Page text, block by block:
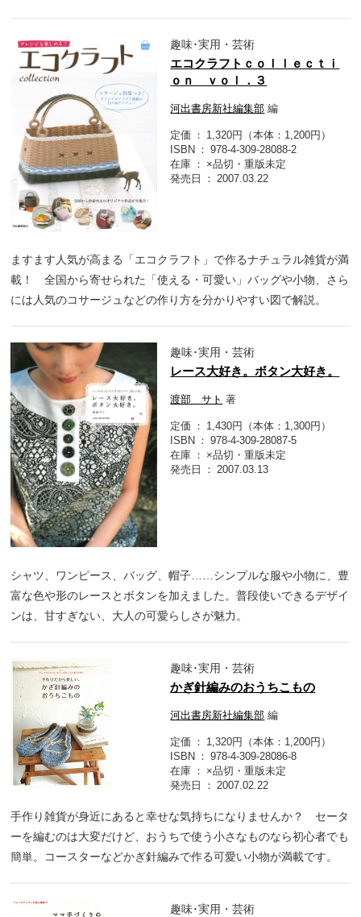
趣味･実用・芸術
エコクラフトｃｏｌｌｅｃｔｉ
ｏｎ ｖｏｌ．３
河出書房新社編集部 編
定価
1,320円（本体：1,200円）
ISBN
978-4-309-28088-2
在庫
×品切・重版未定
発売日
2007.03.22
ますます人気が高まる「エコクラフト」で作るナチュラル雑貨が満
載！ 全国から寄せられた「使える・可愛い」バッグや小物、さら
には人気のコサージュなどの作り方を分かりやすい図で解説。
趣味･実用・芸術
レース大好き。ボタン大好き。
渡部 サト 著
定価
1,430円（本体：1,300円）
ISBN
978-4-309-28087-5
在庫
×品切・重版未定
発売日
2007.03.13
シャツ、ワンピース、バッグ、帽子……シンプルな服や小物に、豊
富な色や形のレースとボタンを加えました。普段使いできるデザイ
ンは、甘すぎない、大人の可愛らしさが魅力。
趣味･実用・芸術
かぎ針編みのおうちこもの
河出書房新社編集部 編
定価
1,320円（本体：1,200円）
ISBN
978-4-309-28086-8
在庫
×品切・重版未定
発売日
2007.02.22
手作り雑貨が身近にあると幸せな気持ちになりませんか？ セータ
ーを編むのは大変だけど、おうちで使う小さなものなら初心者でも
簡単。コースターなどかぎ針編みで作る可愛い小物が満載です。
趣味･実用・芸術